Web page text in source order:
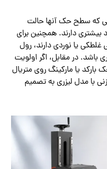
که سطح حک آنها حالت
بیشتری دارند. همچنین برای
یا نوردی دارند، رول
باشد. در مقابل، اگر اولویت
بارکد یا مارکینگ روی متریال
با مدل لیزری به تصمیم